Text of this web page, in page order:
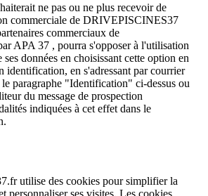
ne pas ou ne plus recevoir de
commerciale de DRIVEPISCINES37
commerciaux de
APA 37 , pourra s'opposer à l'utilisation
données en choisissant cette option en
identification, en s'adressant par courrier
paragraphe "Identification" ci-dessus ou
du message de prospection
indiquées à cet effet dans le
utilise des cookies pour simplifier la
personnaliser ses visites. Les cookies